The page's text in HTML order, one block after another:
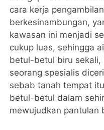
cara kerja
berkesinambungan,
kawasan ini menjadi
cukup luas, sehingga
betul-betul biru sekali,
seorang spesialis
sebab tanah tempat
betul-betul dalam
mewujudkan pantulan